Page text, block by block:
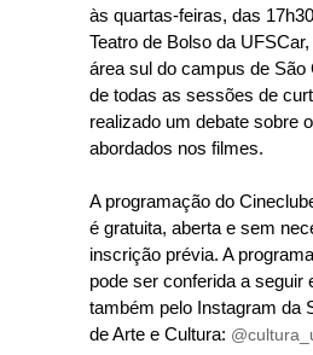
às quartas-feiras, das
Teatro de Bolso da
área sul do campus de São
de todas as sessões de
realizado um debate sobre
abordados nos filmes.
A programação do
é gratuita, aberta e sem
inscrição prévia. A
pode ser conferida a seguir
também pelo Instagram da
de Arte e Cultura: